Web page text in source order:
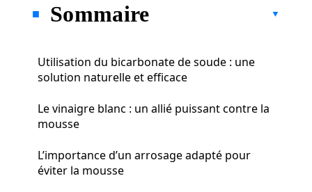
Sommaire
Utilisation du bicarbonate de soude : une
solution naturelle et efficace
Le vinaigre blanc : un allié puissant contre la
mousse
L’importance d’un arrosage adapté pour
éviter la mousse